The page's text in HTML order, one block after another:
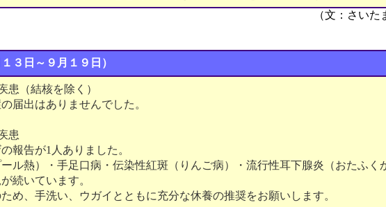
（文：さいた
３日～９月１９日）
患（結核を除く）
届出はありませんでした。
患
報告が1人ありました。
ル熱）・手足口病・伝染性紅斑（りんご病）・流行性耳下腺炎（おたふく
続いています。
め、手洗い、ウガイとともに充分な休養の推奨をお願いします。